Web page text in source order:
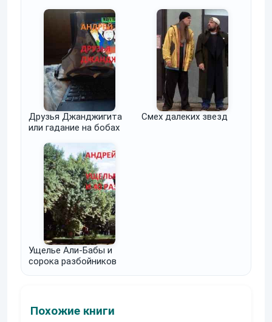
Друзья Джанджигита
или гадание на бобах
Смех далеких звезд
Ущелье Али-Бабы и
сорока разбойников
Похожие книги